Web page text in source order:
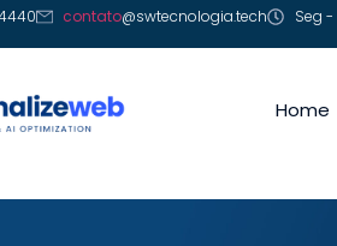
contato@swtecnologia.tech Seg -
Home